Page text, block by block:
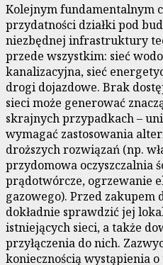
Kolejnym fundamentalnym
przydatności działki pod
niezbędnej infrastruktury
przede wszystkim: sieć
kanalizacyjna, sieć
drogi dojazdowe. Brak
sieci może generować
skrajnych przypadkach –
wymagać zastosowania
droższych rozwiązań (np.
przydomowa oczyszczalnia
prądotwórcze, ogrzewanie
gazowego). Przed zakupem
dokładnie sprawdzić jej
istniejących sieci, a także
przyłączenia do nich.
koniecznością wystąpienia